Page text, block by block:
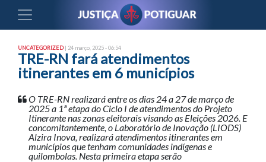
UNCATEGORIZED| 24 março, 2025 - 06:54
TRE-RN fará atendimentos
itinerantes em 6 municípios
O TRE-RN realizará entre os dias 24 a 27 de março de
2025 a 1ª etapa do Ciclo I de atendimentos do Projeto
Itinerante nas zonas eleitorais visando as Eleições 2026. E
concomitantemente, o Laboratório de Inovação (LIODS)
Alzira Inova, realizará atendimentos itinerantes em
municípios que tenham comunidades indígenas e
quilombolas. Nesta primeira etapa serão